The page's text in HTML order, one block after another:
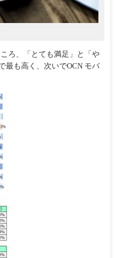
ろ、「とても満足」と「や
最も高く、次いでOCN モバ